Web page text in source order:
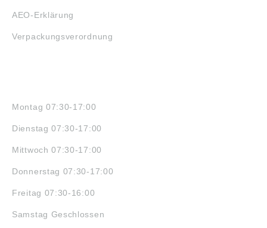
AEO-Erklärung
Verpackungsverordnung
Montag 07:30-17:00
Dienstag 07:30-17:00
Mittwoch 07:30-17:00
Donnerstag 07:30-17:00
Freitag 07:30-16:00
Samstag Geschlossen